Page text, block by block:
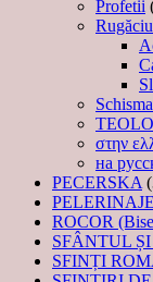
Profetii
στην
на
PECERSKA
PELERINAJE
ROCOR
SFÂNTUL
SFINȚI